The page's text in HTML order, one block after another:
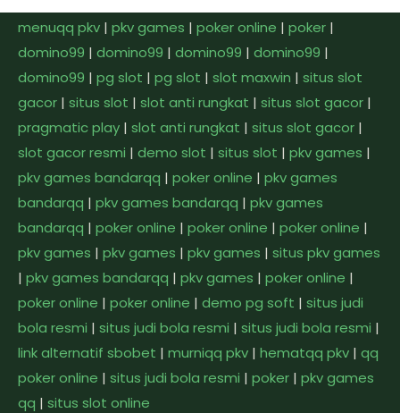
menuqq pkv | pkv games | poker online | poker |
domino99 | domino99 | domino99 | domino99 |
domino99 | pg slot | pg slot | slot maxwin | situs slot
gacor | situs slot | slot anti rungkat | situs slot gacor |
pragmatic play | slot anti rungkat | situs slot gacor |
slot gacor resmi | demo slot | situs slot | pkv games |
pkv games bandarqq | poker online | pkv games
bandarqq | pkv games bandarqq | pkv games
bandarqq | poker online | poker online | poker online |
pkv games | pkv games | pkv games | situs pkv games
| pkv games bandarqq | pkv games | poker online |
poker online | poker online | demo pg soft | situs judi
bola resmi | situs judi bola resmi | situs judi bola resmi |
link alternatif sbobet | murniqq pkv | hematqq pkv | qq
poker online | situs judi bola resmi | poker | pkv games
qq | situs slot online